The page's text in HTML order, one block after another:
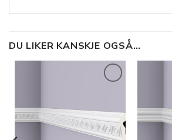
DU LIKER KANSKJE OGSÅ…
i
ønskeliste